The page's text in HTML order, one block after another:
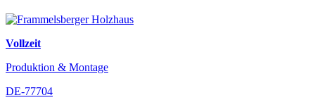
Vollzeit
Produktion & Montage
DE-77704